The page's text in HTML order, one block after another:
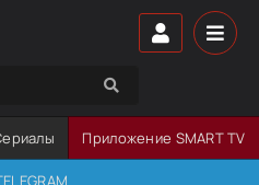
Приложение SMART TV